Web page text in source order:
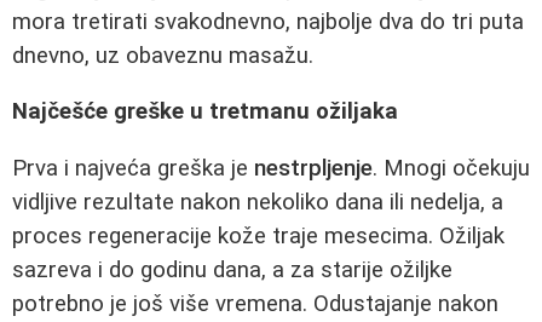
mora tretirati svakodnevno, najbolje dva do tri puta
dnevno, uz obaveznu masažu.
Najčešće greške u tretmanu ožiljaka
Prva i najveća greška je nestrpljenje. Mnogi očekuju
vidljive rezultate nakon nekoliko dana ili nedelja, a
proces regeneracije kože traje mesecima. Ožiljak
sazreva i do godinu dana, a za starije ožiljke
potrebno je još više vremena. Odustajanje nakon